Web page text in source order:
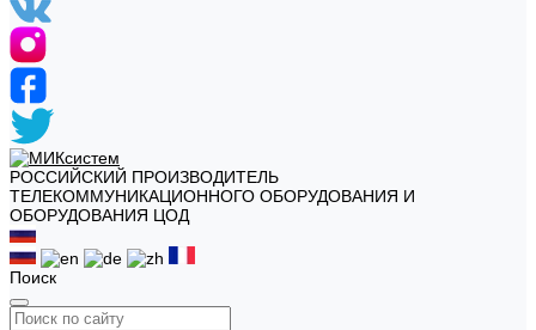
РОССИЙСКИЙ ПРОИЗВОДИТЕЛЬ
ТЕЛЕКОММУНИКАЦИОННОГО ОБОРУДОВАНИЯ И
ОБОРУДОВАНИЯ ЦОД
Поиск